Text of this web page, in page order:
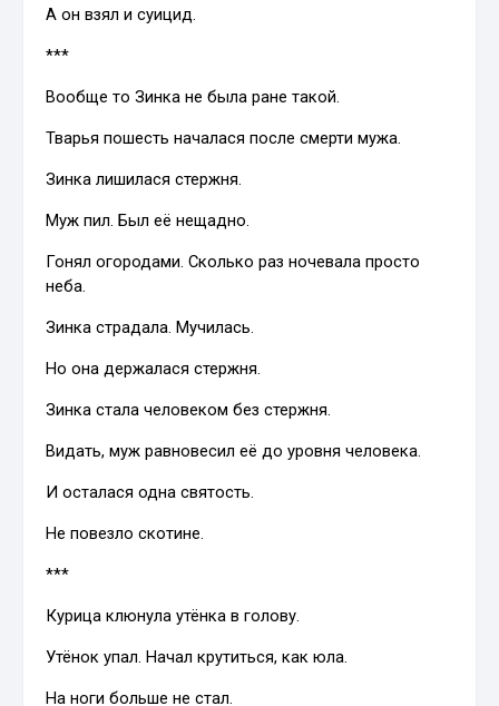
А он взял и суицид.
***
Вообще то Зинка не была ране такой.
Тварья пошесть началася после смерти мужа.
Зинка лишилася стержня.
Муж пил. Был её нещадно.
Гонял огородами. Сколько раз ночевала просто
неба.
Зинка страдала. Мучилась.
Но она держалася стержня.
Зинка стала человеком без стержня.
Видать, муж равновесил её до уровня человека.
И осталася одна святость.
Не повезло скотине.
***
Курица клюнула утёнка в голову.
Утёнок упал. Начал крутиться, как юла.
На ноги больше не стал.